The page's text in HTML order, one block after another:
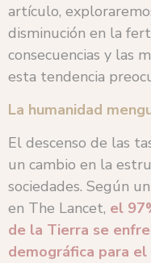
artículo,
disminución en la
consecuencias y las
esta tendencia
La humanidad
El descenso de las
un cambio en la
sociedades. Según
en The Lancet, el
de la Tierra se
demográfica para